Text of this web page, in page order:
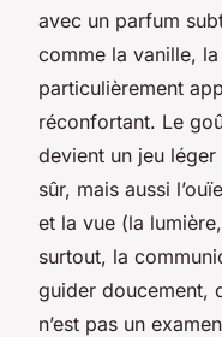
avec un parfum
comme la vanille,
particulièrement
réconfortant. Le
devient un jeu
sûr, mais aussi
et la vue (la
surtout, la
guider doucement,
n’est pas un